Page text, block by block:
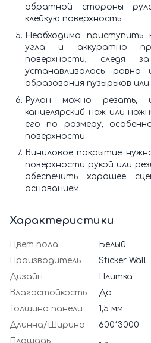
обратной стороны
клейкую поверхность.
Необходимо приступить
угла и аккуратно
поверхности, следя
устанавливалось ровно
образования пузырьков
Рулон можно резать,
канцелярский нож или
его по размеру,
поверхности.
Виниловое покрытие
поверхности рукой или
обеспечить хорошее
основанием.
Характеристики
Цвет пола
Белый
Производитель
Sticker Wall
Дизайн
Плитка
Влагостойкость
Да
Толщина панели
1,5 мм
Длинна/Ширина
600*3000
Площадь